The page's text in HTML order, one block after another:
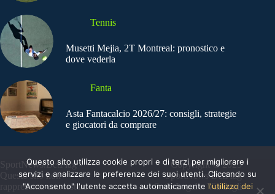
Tennis
Musetti Mejia, 2T Montreal: pronostico e
dove vederla
Fanta
Asta Fantacalcio 2026/27: consigli, strategie
e giocatori da comprare
SportNews.BetFlag -
Questo sito non
rappresenta una testata
Copyright © 2025
SportNews BetFlag
Sede Legale: Via degli
Questo sito utilizza cookie propri e di terzi per migliorare i
servizi e analizzare le preferenze dei suoi utenti. Cliccando su
"Acconsento" l'utente accetta automaticamente l'utilizzo dei